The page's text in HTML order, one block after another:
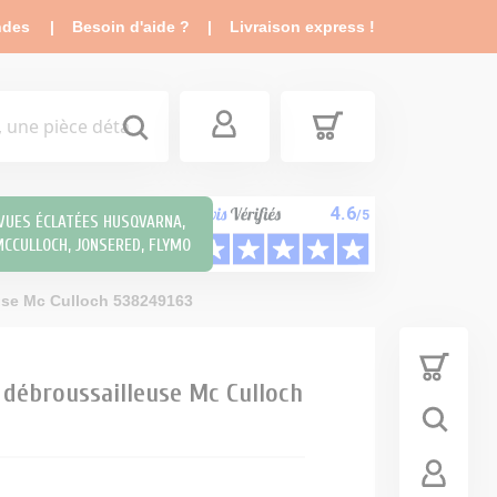
| Besoin d'aide ? | Livraison express !
Tracteur
de lame
Allumage Tracteur
tondeuse
ÉCLATÉES HUSQVARNA,
JONSERED, FLYMO
4.6/5
Mc Culloch 538249163
Mc Culloch